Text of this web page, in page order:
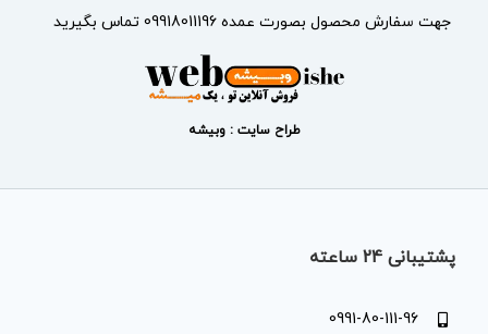
جهت سفارش محصول بصورت عمده 09918011196 تماس بگیرید
طراح سایت : وبیشه
پشتیبانی 24 ساعته
0991-80-111-96